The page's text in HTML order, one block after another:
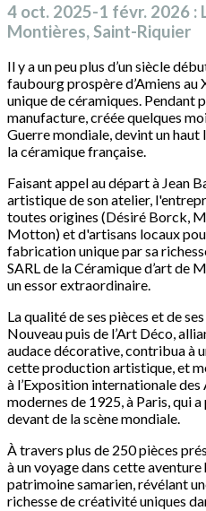
4 oct. 2025-1 févr. 2026 :
Montières, Saint-Riquier
Il y a un peu plus d’un siècle
faubourg prospère d’Amiens au
unique de céramiques. Pendant
manufacture, créée quelques
Guerre mondiale, devint un
la céramique française.
Faisant appel au départ à Jean
artistique de son atelier,
toutes origines (Désiré Borck,
Motton) et d'artisans locaux
fabrication unique par sa
SARL de la Céramique d’art de
un essor extraordinaire.
La qualité de ses pièces et de
Nouveau puis de l’Art Déco,
audace décorative, contribua à
cette production artistique, et
à l’Exposition internationale
modernes de 1925, à Paris, qui
devant de la scène mondiale.
À travers plus de 250 pièces
à un voyage dans cette
patrimoine samarien, révélant
richesse de créativité uniques